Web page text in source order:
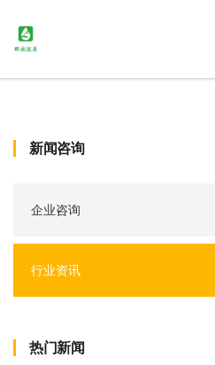
新闻咨询
企业咨询
行业资讯
热门新闻